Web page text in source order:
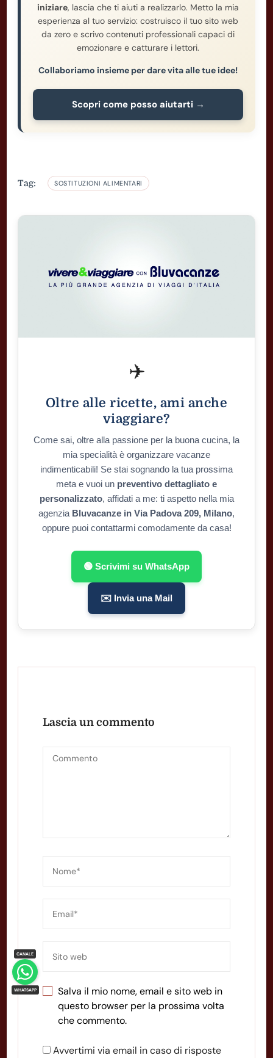
iniziare, lascia che ti aiuti a realizzarlo. Metto la mia
esperienza al tuo servizio: costruisco il tuo sito web
da zero e scrivo contenuti professionali capaci di
emozionare e catturare i lettori.
Collaboriamo insieme per dare vita alle tue idee!
Scopri come posso aiutarti →
Tag: SOSTITUZIONI ALIMENTARI
✈️
Oltre alle ricette, ami anche
viaggiare?
Come sai, oltre alla passione per la buona cucina, la
mia specialità è organizzare vacanze
indimenticabili! Se stai sognando la tua prossima
meta e vuoi un preventivo dettagliato e
personalizzato, affidati a me: ti aspetto nella mia
agenzia Bluvacanze in Via Padova 209, Milano,
oppure puoi contattarmi comodamente da casa!
🟢 Scrivimi su WhatsApp
✉️ Invia una Mail
Lascia un commento
Salva il mio nome, email e sito web in
questo browser per la prossima volta
che commento.
Avvertimi via email in caso di risposte